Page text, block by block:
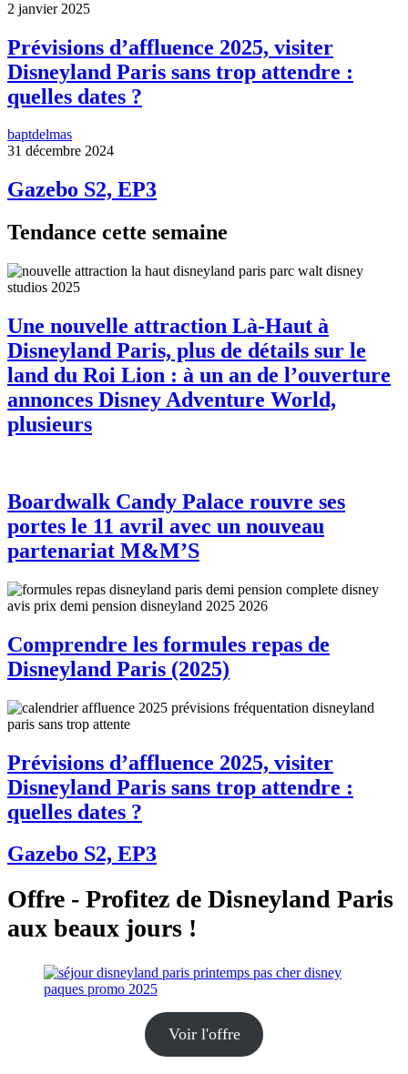
2 janvier 2025
Prévisions d’affluence 2025, visiter
Disneyland Paris sans trop attendre :
quelles dates ?
baptdelmas
31 décembre 2024
Gazebo S2, EP3
Tendance cette semaine
Une nouvelle attraction Là-Haut à
Disneyland Paris, plus de détails sur le
land du Roi Lion : à un an de l’ouverture
annonces Disney Adventure World,
plusieurs
Boardwalk Candy Palace rouvre ses
portes le 11 avril avec un nouveau
partenariat M&M’S
Comprendre les formules repas de
Disneyland Paris (2025)
Prévisions d’affluence 2025, visiter
Disneyland Paris sans trop attendre :
quelles dates ?
Gazebo S2, EP3
Offre - Profitez de Disneyland Paris
aux beaux jours !
Voir l'offre